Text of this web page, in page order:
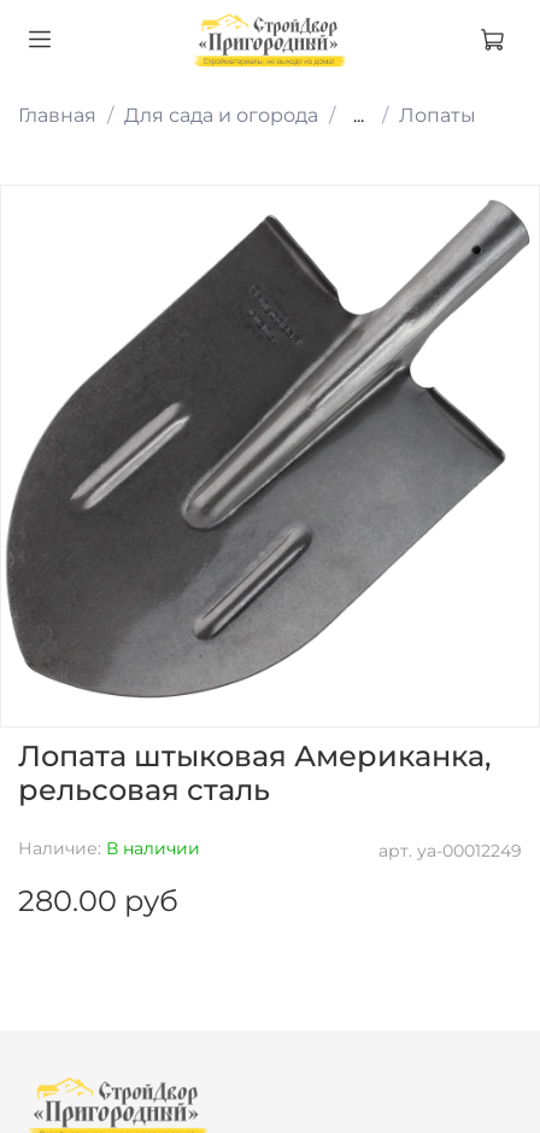
Главная Для сада и огорода ... Лопаты
арт. уа-00012249
Наличие: В наличии
Лопата штыковая Американка,
рельсовая сталь
280.00 руб